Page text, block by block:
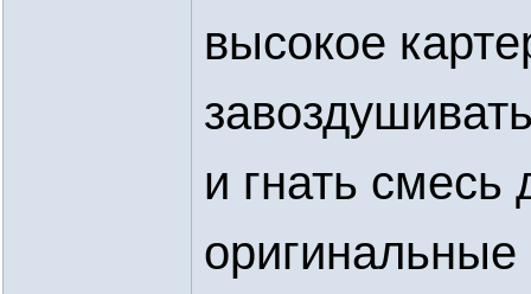
высокое
и гнать
оригинальные